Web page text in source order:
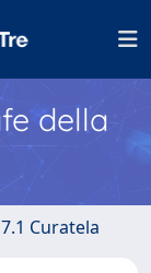
della
7.1 Curatela